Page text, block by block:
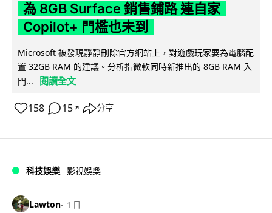
為 8GB Surface 銷售鋪路 連自家
Copilot+ 門檻也未到
Microsoft 被發現靜靜刪除官方網站上，對遊戲玩家要為電腦配
置 32GB RAM 的建議。分析指微軟同時新推出的 8GB RAM 入
門...
閱讀全文
158 15 ↗ 分享
科技娛樂 影視娛樂
Lawton 1 日